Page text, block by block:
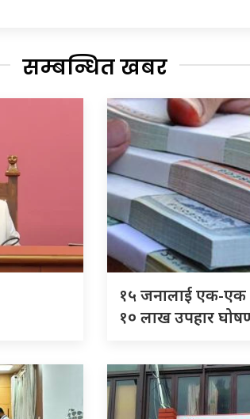
सम्बन्धित खबर
१५ जनालाई एक-
१० लाख उपहार